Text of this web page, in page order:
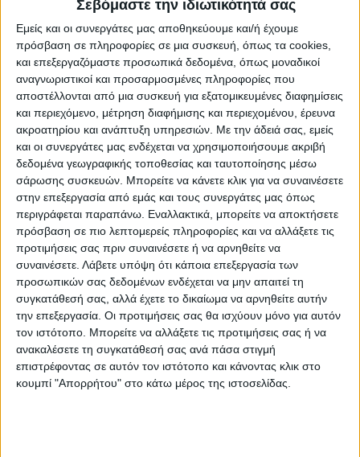
Σεβόμαστε την ιδιωτικότητά σας
Εμείς και οι συνεργάτες μας αποθηκεύουμε και/ή έχουμε
πρόσβαση σε πληροφορίες σε μια συσκευή, όπως τα cookies,
και επεξεργαζόμαστε προσωπικά δεδομένα, όπως μοναδικοί
αναγνωριστικοί και προσαρμοσμένες πληροφορίες που
αποστέλλονται από μια συσκευή για εξατομικευμένες διαφημίσεις
και περιεχόμενο, μέτρηση διαφήμισης και περιεχομένου, έρευνα
ακροατηρίου και ανάπτυξη υπηρεσιών. Με την άδειά σας, εμείς
και οι συνεργάτες μας ενδέχεται να χρησιμοποιήσουμε ακριβή
δεδομένα γεωγραφικής τοποθεσίας και ταυτοποίησης μέσω
σάρωσης συσκευών. Μπορείτε να κάνετε κλικ για να συναινέσετε
στην επεξεργασία από εμάς και τους συνεργάτες μας όπως
περιγράφεται παραπάνω. Εναλλακτικά, μπορείτε να αποκτήσετε
πρόσβαση σε πιο λεπτομερείς πληροφορίες και να αλλάξετε τις
προτιμήσεις σας πριν συναινέσετε ή να αρνηθείτε να
συναινέσετε. Λάβετε υπόψη ότι κάποια επεξεργασία των
προσωπικών σας δεδομένων ενδέχεται να μην απαιτεί τη
συγκατάθεσή σας, αλλά έχετε το δικαίωμα να αρνηθείτε αυτήν
την επεξεργασία. Οι προτιμήσεις σας θα ισχύουν μόνο για αυτόν
τον ιστότοπο. Μπορείτε να αλλάξετε τις προτιμήσεις σας ή να
ανακαλέσετε τη συγκατάθεσή σας ανά πάσα στιγμή
επιστρέφοντας σε αυτόν τον ιστότοπο και κάνοντας κλικ στο
κουμπί "Απορρήτου" στο κάτω μέρος της ιστοσελίδας.
ΝΕΟΣ ΑΓΩΝ
https://neosagon.gr
Η Αρχαιότερη Καθημερινή Πρωινή Εφημερίδα της Καρδίτσας
ΠΑΡΟΜΟΙΑ ΑΡΘΡΑ